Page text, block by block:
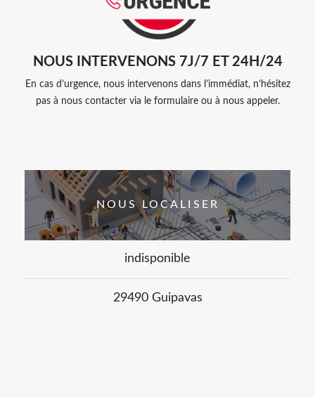
NOUS INTERVENONS 7J/7 ET 24H/24
En cas d’urgence, nous intervenons dans l’immédiat, n’hésitez
pas à nous contacter via le formulaire ou à nous appeler.
NOUS LOCALISER
indisponible
29490 Guipavas